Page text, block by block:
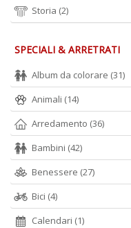
Storia (2)
SPECIALI & ARRETRATI
Album da colorare (31)
Animali (14)
Arredamento (36)
Bambini (42)
Benessere (27)
Bici (4)
Calendari (1)